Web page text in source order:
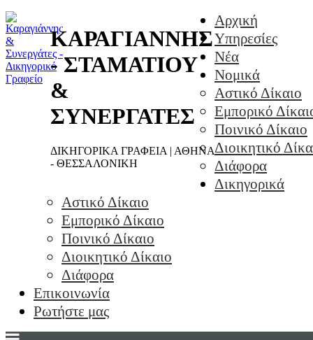
ΚΑΡΑΓΙΑΝΝΗΣ
- ΣΤΑΜΑΤΙΟΥ
&
ΣΥΝΕΡΓΑΤΕΣ
ΔΙΚΗΓΟΡΙΚΑ ΓΡΑΦΕΙΑ | ΑΘΗΝΑ
- ΘΕΣΣΑΛΟΝΙΚΗ
Αρχική
Υπηρεσίες
Νέα
Νομικά
Αστικό Δίκαιο
Εμπορικό
Ποινικό Δίκαιο
Διοικητικό
Διάφορα
Δικηγορικά
Αστικό Δίκαιο
Εμπορικό Δίκαιο
Ποινικό Δίκαιο
Διοικητικό Δίκαιο
Διάφορα
Επικοινωνία
Ρωτήστε μας